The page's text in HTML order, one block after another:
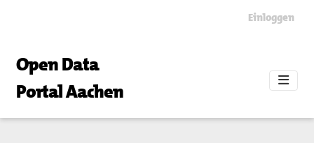
Einloggen
Open Data
Portal Aachen